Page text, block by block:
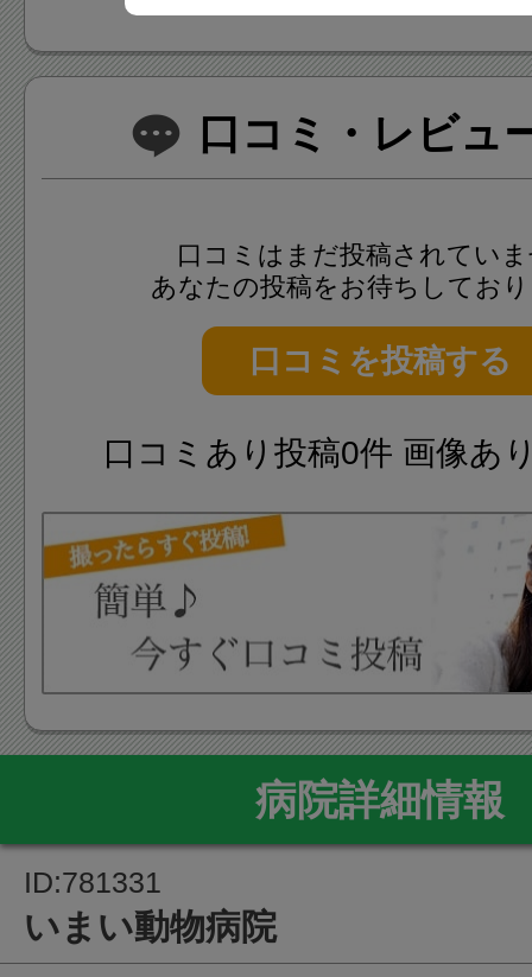
口コミ・レビュ
口コミはまだ投稿されてい
あなたの投稿をお待ちしてお
口コミを投稿する
口コミあり投稿0件 画像あ
病院詳細情報
ID:781331
いまい動物病院